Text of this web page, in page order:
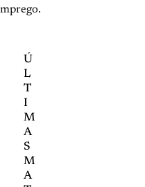
Ú
L
T
I
M
A
S
M
A